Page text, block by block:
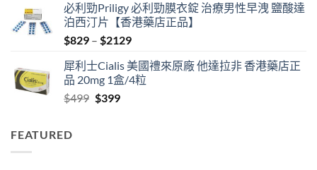
was:
$600.
is:
$480.
必利勁Priligy 必利勁膜衣錠 治療男性早洩 鹽酸達
泊西汀片【香港藥店正品】
$829 – $2129Price
$829
through
犀利士Cialis 美國禮來原廠 他達拉非 香港藥店正
品 20mg 1盒/4粒
$499 Original
$399Current
FEATURED